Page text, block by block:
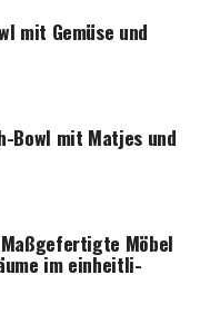
mit Gemü­se und
Bowl mit Mat­jes und
Möbel
im ein­heit­li­